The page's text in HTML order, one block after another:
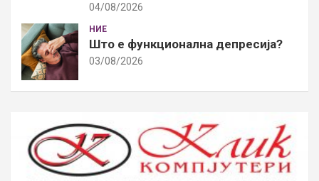
04/08/2026
НИЕ
Што е функционална депресија?
03/08/2026